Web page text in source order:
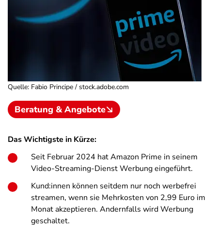
Quelle: Fabio Principe / stock.adobe.com
Beratung & Angebote
Das Wichtigste in Kürze:
Seit Februar 2024 hat Amazon Prime in seinem
Video-Streaming-Dienst Werbung eingeführt.
Kund:innen können seitdem nur noch werbefrei
streamen, wenn sie Mehrkosten von 2,99 Euro im
Monat akzeptieren. Andernfalls wird Werbung
geschaltet.